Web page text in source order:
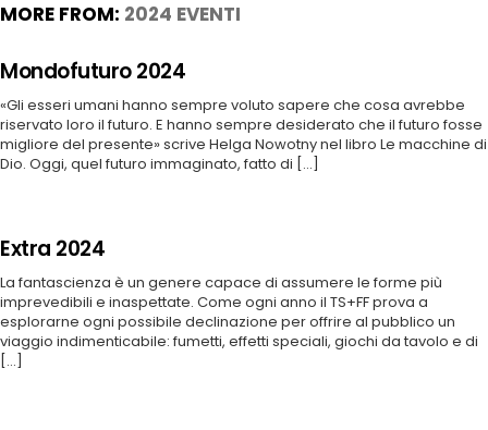
MORE FROM: 2024 EVENTI
Mondofuturo 2024
«Gli esseri umani hanno sempre voluto sapere che cosa avrebbe
riservato loro il futuro. E hanno sempre desiderato che il futuro fosse
migliore del presente» scrive Helga Nowotny nel libro Le macchine di
Dio. Oggi, quel futuro immaginato, fatto di [...]
Extra 2024
La fantascienza è un genere capace di assumere le forme più
imprevedibili e inaspettate. Come ogni anno il TS+FF prova a
esplorarne ogni possibile declinazione per offrire al pubblico un
viaggio indimenticabile: fumetti, effetti speciali, giochi da tavolo e di
[...]